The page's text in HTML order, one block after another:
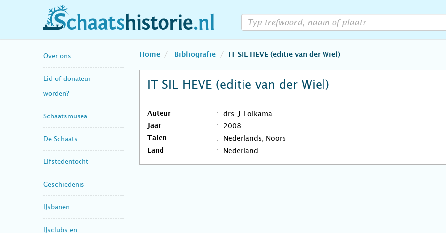
schaatshistorie.nl
Over ons
Lid of donateur
worden?
Schaatsmusea
De Schaats
Elfstedentocht
Geschiedenis
IJsbanen
IJsclubs en
Home Bibliografie IT SIL HEVE (editie van der Wiel)
IT SIL HEVE (editie van der Wiel)
Auteur drs. J. Lolkama
Jaar 2008
Talen Nederlands, Noors
Land Nederland